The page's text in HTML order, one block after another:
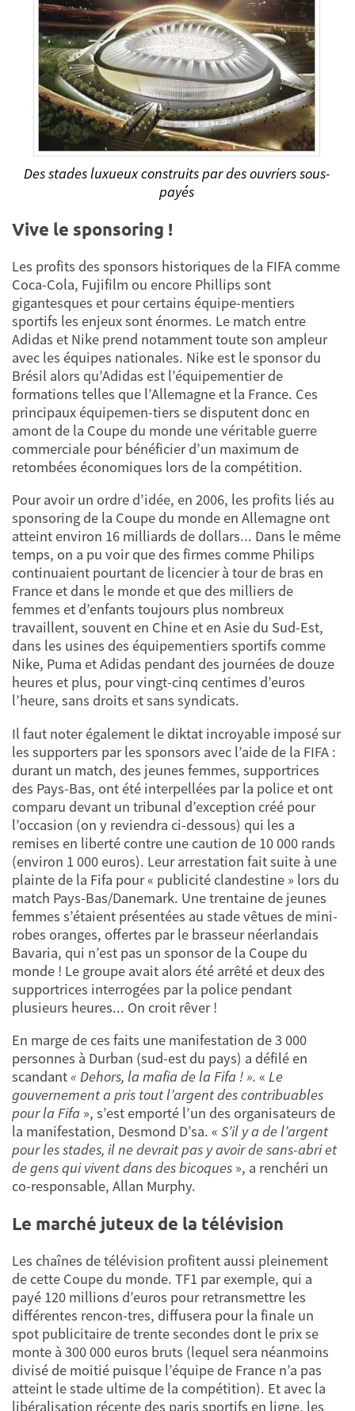
Des stades luxueux construits par des ouvriers sous-
payés
Vive le sponsoring !
Les profits des sponsors historiques de la FIFA comme
Coca-Cola, Fujifilm ou encore Phillips sont
gigantesques et pour certains équipe-mentiers
sportifs les enjeux sont énormes. Le match entre
Adidas et Nike prend notamment toute son ampleur
avec les équipes nationales. Nike est le sponsor du
Brésil alors qu’Adidas est l’équipementier de
formations telles que l’Allemagne et la France. Ces
principaux équipemen-tiers se disputent donc en
amont de la Coupe du monde une véritable guerre
commerciale pour bénéficier d’un maximum de
retombées économiques lors de la compétition.
Pour avoir un ordre d’idée, en 2006, les profits liés au
sponsoring de la Coupe du monde en Allemagne ont
atteint environ 16 milliards de dollars... Dans le même
temps, on a pu voir que des firmes comme Philips
continuaient pourtant de licencier à tour de bras en
France et dans le monde et que des milliers de
femmes et d’enfants toujours plus nombreux
travaillent, souvent en Chine et en Asie du Sud-Est,
dans les usines des équipementiers sportifs comme
Nike, Puma et Adidas pendant des journées de douze
heures et plus, pour vingt-cinq centimes d’euros
l’heure, sans droits et sans syndicats.
Il faut noter également le diktat incroyable imposé sur
les supporters par les sponsors avec l’aide de la FIFA :
durant un match, des jeunes femmes, supportrices
des Pays-Bas, ont été interpellées par la police et ont
comparu devant un tribunal d’exception créé pour
l’occasion (on y reviendra ci-dessous) qui les a
remises en liberté contre une caution de 10 000 rands
(environ 1 000 euros). Leur arrestation fait suite à une
plainte de la Fifa pour « publicité clandestine » lors du
match Pays-Bas/Danemark. Une trentaine de jeunes
femmes s’étaient présentées au stade vêtues de mini-
robes oranges, offertes par le brasseur néerlandais
Bavaria, qui n’est pas un sponsor de la Coupe du
monde ! Le groupe avait alors été arrêté et deux des
supportrices interrogées par la police pendant
plusieurs heures... On croit rêver !
En marge de ces faits une manifestation de 3 000
personnes à Durban (sud-est du pays) a défilé en
scandant« Dehors, la mafia de la Fifa ! ». « Le
gouvernement a pris tout l’argent des contribuables
pour la Fifa », s’est emporté l’un des organisateurs de
la manifestation, Desmond D’sa. « S’il y a de l’argent
pour les stades, il ne devrait pas y avoir de sans-abri et
de gens qui vivent dans des bicoques », a renchéri un
co-responsable, Allan Murphy.
Le marché juteux de la télévision
Les chaînes de télévision profitent aussi pleinement
de cette Coupe du monde. TF1 par exemple, qui a
payé 120 millions d’euros pour retransmettre les
différentes rencon-tres, diffusera pour la finale un
spot publicitaire de trente secondes dont le prix se
monte à 300 000 euros bruts (lequel sera néanmoins
divisé de moitié puisque l’équipe de France n’a pas
atteint le stade ultime de la compétition). Et avec la
libéralisation récente des paris sportifs en ligne, les